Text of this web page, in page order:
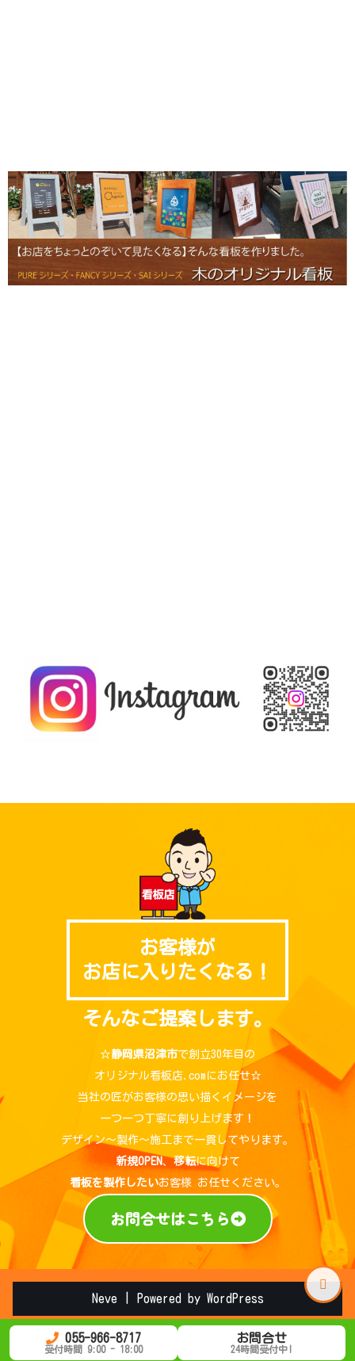
お客様が
お店に入りたくなる！
そんなご提案します。
☆静岡県沼津市で創立30年目の
オリジナル看板店.comにお任せ☆
当社の匠がお客様の思い描くイメージを
一つ一つ丁寧に創り上げます！
デザイン～製作～施工まで一貫してやります。
新規OPEN、移転に向けて
看板を製作したいお客様 お任せください。
お問合せはこちら
Neve | Powered by WordPress
055-966-8717
受付時間 9:00 - 18:00
お問合せ
24時間受付中!